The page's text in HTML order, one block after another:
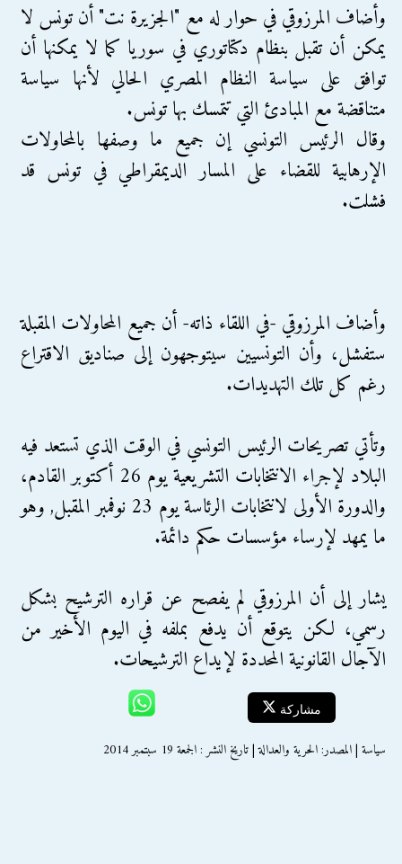
وأضاف المرزوقي في حوار له مع "الجزيرة نت" أن تونس لا
يمكن أن تقبل بنظام دكتاتوري في سوريا كما لا يمكنها أن
توافق على سياسة النظام المصري الحالي لأنها سياسة
متناقضة مع المبادئ التي تتمسك بها تونس.
وقال الرئيس التونسي إن جميع ما وصفها بالمحاولات
الإرهابية للقضاء على المسار الديمقراطي في تونس قد
فشلت.
وأضاف المرزوقي -في اللقاء ذاته- أن جميع المحاولات المقبلة
ستفشل، وأن التونسيين سيتوجهون إلى صناديق الاقتراع
رغم كل تلك التهديدات.
وتأتي تصريحات الرئيس التونسي في الوقت الذي تستعد فيه
البلاد لإجراء الانتخابات التشريعية يوم 26 أكتوبر القادم،
والدورة الأولى لانتخابات الرئاسة يوم 23 نوفمبر المقبل, وهو
ما يمهد لإرساء مؤسسات حكم دائمة.
يشار إلى أن المرزوقي لم يفصح عن قراره الترشيح بشكل
رسمي، لكن يتوقع أن يدفع بملفه في اليوم الأخير من
الآجال القانونية المحددة لإيداع الترشيحات.
مشاركة
سياسة | المصدر: الحرية والعدالة | تاريخ النشر : الجمعة 19 سبتمبر 2014